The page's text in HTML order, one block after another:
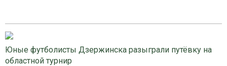
Юные футболисты Дзержинска разыграли путёвку на
областной турнир